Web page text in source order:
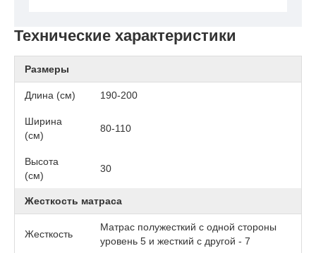
Технические характеристики
Размеры
Длина (см) 190-200
Ширина
(см)
80-110
Высота
(см)
30
Жесткость матраса
Жесткость
Матрас полужесткий с одной стороны
уровень 5 и жесткий с другой - 7